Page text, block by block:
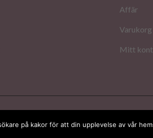
Affär
Varukorg
Mitt
på kakor för att din upplevelse av vår